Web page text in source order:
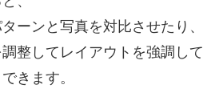
ーンと写真を対比させたり、
整してレイアウトを強調して
きます。